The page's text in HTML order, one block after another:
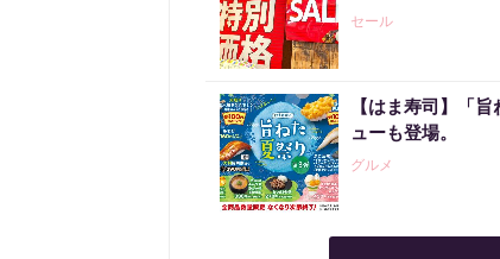
セール
【はま寿司】「
ューも登場。
グルメ